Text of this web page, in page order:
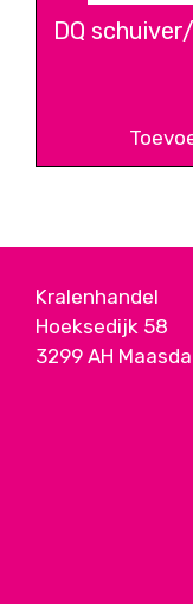
DQ
Kralenhandel
Hoeksedijk 58
3299 AH